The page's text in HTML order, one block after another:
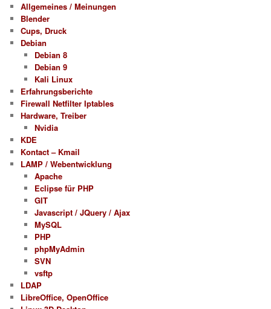
Allgemeines / Meinungen
Blender
Cups, Druck
Debian
Debian 8
Debian 9
Kali Linux
Erfahrungsberichte
Firewall Netfilter Iptables
Hardware, Treiber
Nvidia
KDE
Kontact – Kmail
LAMP / Webentwicklung
Apache
Eclipse für PHP
GIT
Javascript / JQuery / Ajax
MySQL
PHP
phpMyAdmin
SVN
vsftp
LDAP
LibreOffice, OpenOffice